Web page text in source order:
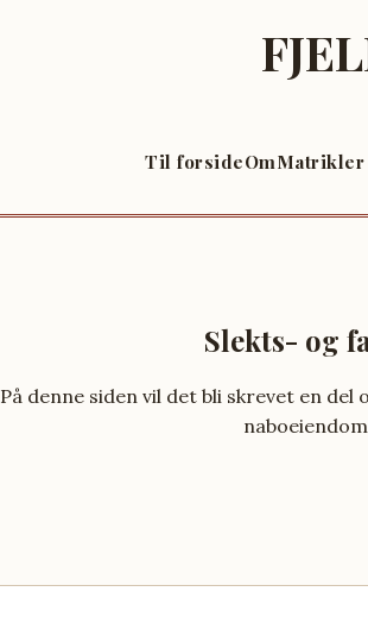
Til forsideOmMatrikler
Slekts- og
På denne siden vil det bli skrevet en